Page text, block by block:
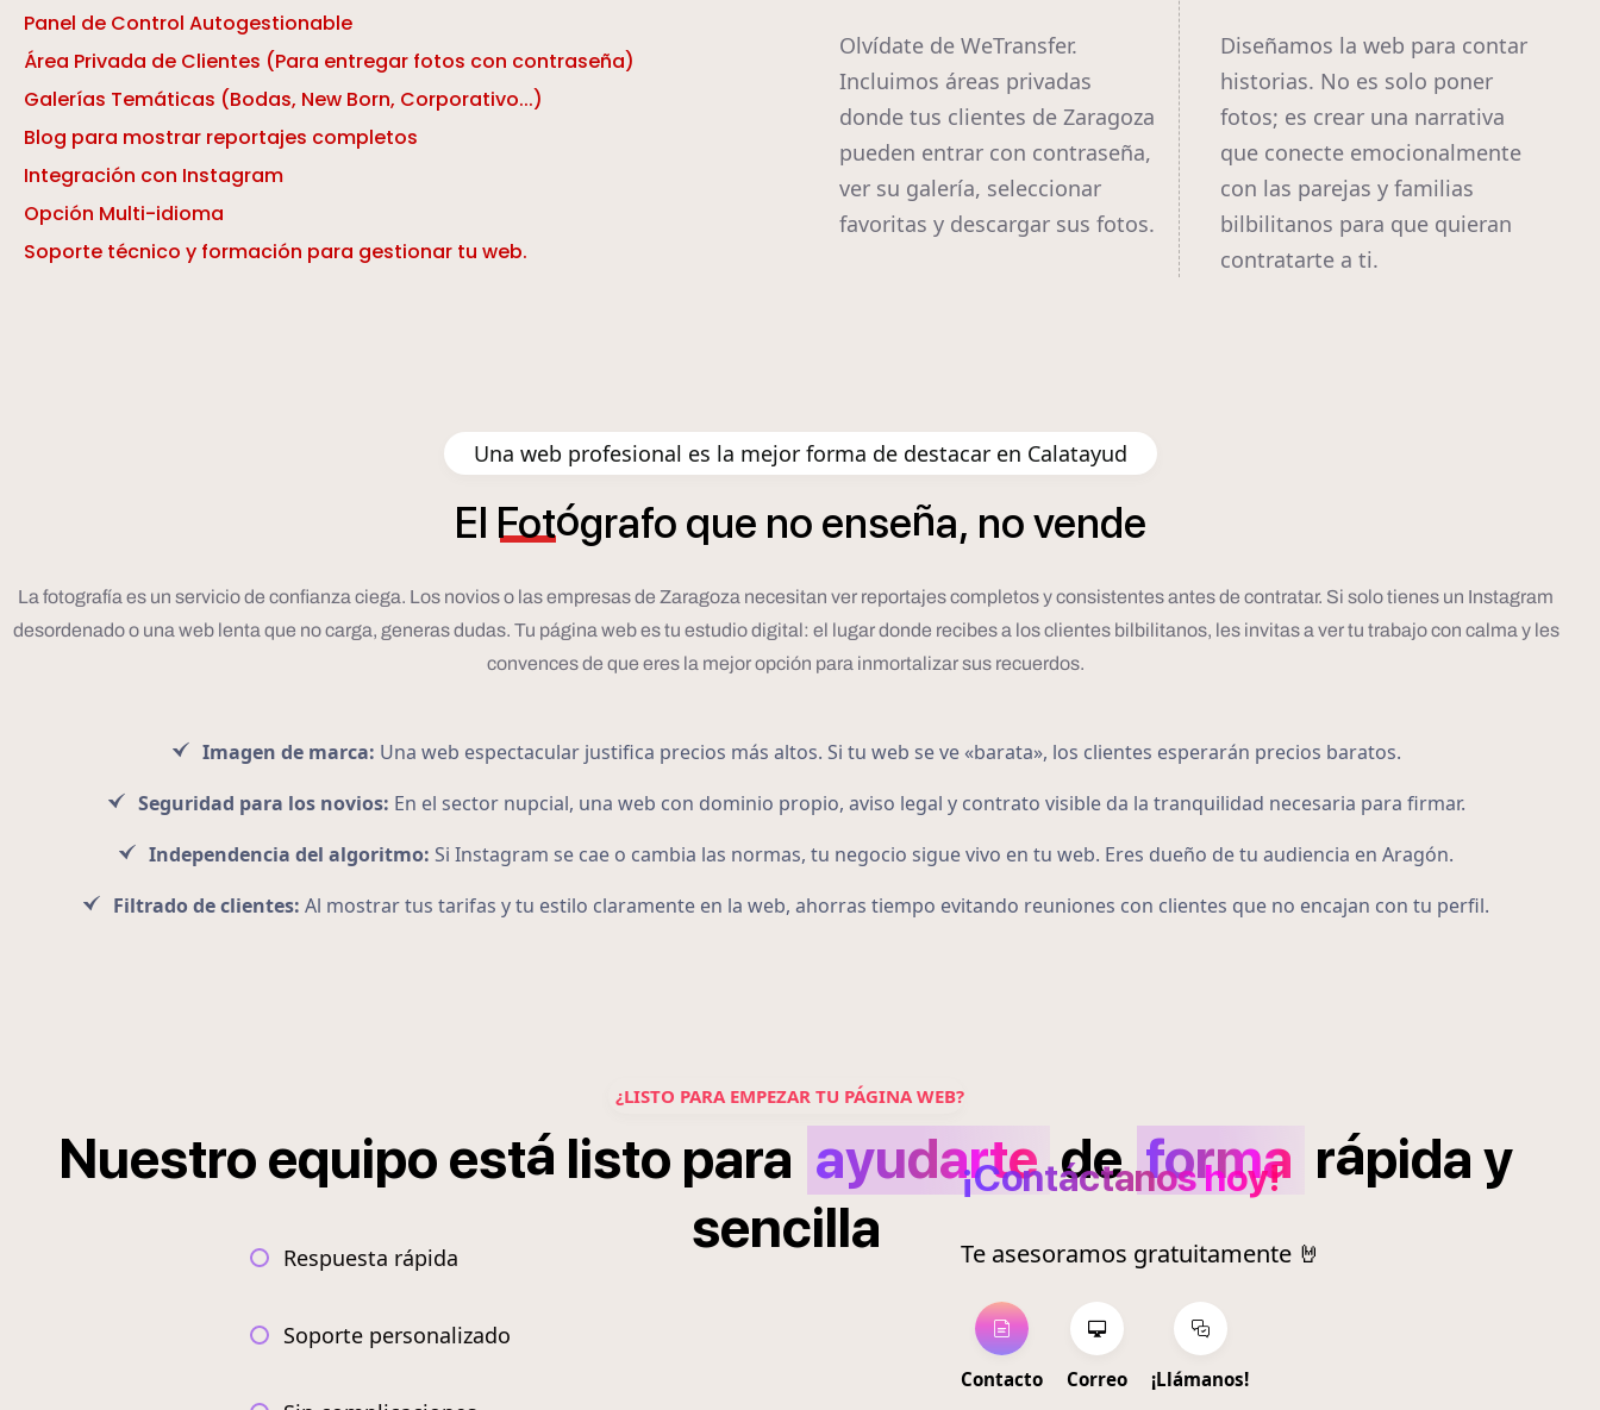
Panel de Control Autogestionable
Área Privada de Clientes (Para entregar fotos con contraseña)
Galerías Temáticas (Bodas, New Born, Corporativo...)
Blog para mostrar reportajes completos
Integración con Instagram
Opción Multi-idioma
Soporte técnico y formación para gestionar tu web.
Olvídate de WeTransfer.
Incluimos áreas privadas
donde tus clientes de Zaragoza
pueden entrar con contraseña,
ver su galería, seleccionar
favoritas y descargar sus fotos.
Diseñamos la web para contar
historias. No es solo poner
fotos; es crear una narrativa
que conecte emocionalmente
con las parejas y familias
bilbilitanos para que quieran
contratarte a ti.
Una web profesional es la mejor forma de destacar en Calatayud
El Fotógrafo que no enseña, novende
La fotografía es un servicio de confianza ciega. Los novios o las empresas de Zaragoza necesitan ver reportajes completos y consistentes antes de contratar. Si solo tienes un Instagram
desordenado o una web lenta que no carga, generas dudas. Tu página web es tu estudio digital: el lugar donde recibes a los clientes bilbilitanos, les invitas a ver tu trabajo con calma y les
convences de que eres la mejor opción para inmortalizar sus recuerdos.
Imagen de marca: Una web espectacular justifica precios más altos. Si tu web se ve «barata», los clientes esperarán precios baratos.
Seguridad para los novios: En el sector nupcial, una web con dominio propio, aviso legal y contrato visible da la tranquilidad necesaria para firmar.
Independencia del algoritmo: Si Instagram se cae o cambia las normas, tu negocio sigue vivo en tu web. Eres dueño de tu audiencia en Aragón.
Filtrado de clientes: Al mostrar tus tarifas y tu estilo claramente en la web, ahorras tiempo evitando reuniones con clientes que no encajan con tu perfil.
¿LISTO PARA EMPEZAR TU PÁGINA WEB?
Nuestro equipo está listo para ayudarte de forma rápida y
sencilla
Respuesta rápida
Soporte personalizado
¡Contáctanos hoy!
Te asesoramos gratuitamente 🤘
Contacto Correo ¡Llámanos!